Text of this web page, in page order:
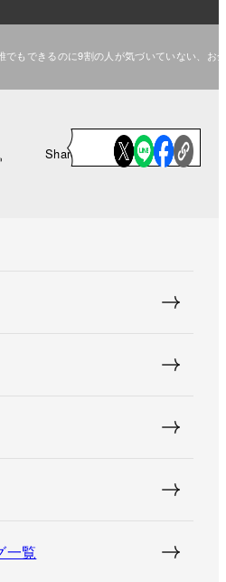
でもできるのに9割の人が気づいていない、お
Share
一覧